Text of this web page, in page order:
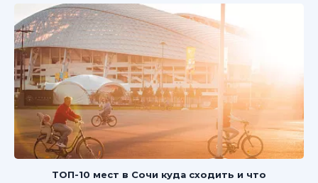
ТОП-10 мест в Сочи куда сходить и что